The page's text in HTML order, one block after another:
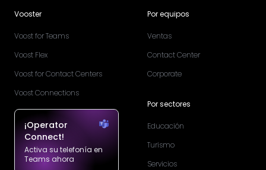
Vooster
Voost for Teams
Voost Flex
Voost for Contact Centers
Voost Connections
¡Operator
Connect!
Activa su telefonía en
Teams ahora
Por equipos
Ventas
Contact Center
Corporate
Por sectores
Educación
Turismo
Servicios